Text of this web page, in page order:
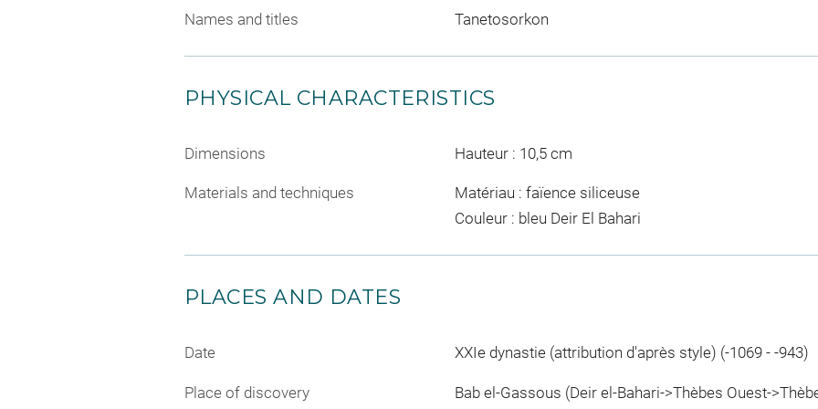
Names and titles Tanetosorkon
PHYSICAL CHARACTERISTICS
Dimensions Hauteur : 10,5 cm
Materials and techniques
Matériau : faïence siliceuse
Couleur : bleu Deir El Bahari
PLACES AND DATES
Date XXIe dynastie (attribution d'après style) (-1069 - -943)
Place of discovery Bab el-Gassous (Deir el-Bahari->Thèbes Ouest-